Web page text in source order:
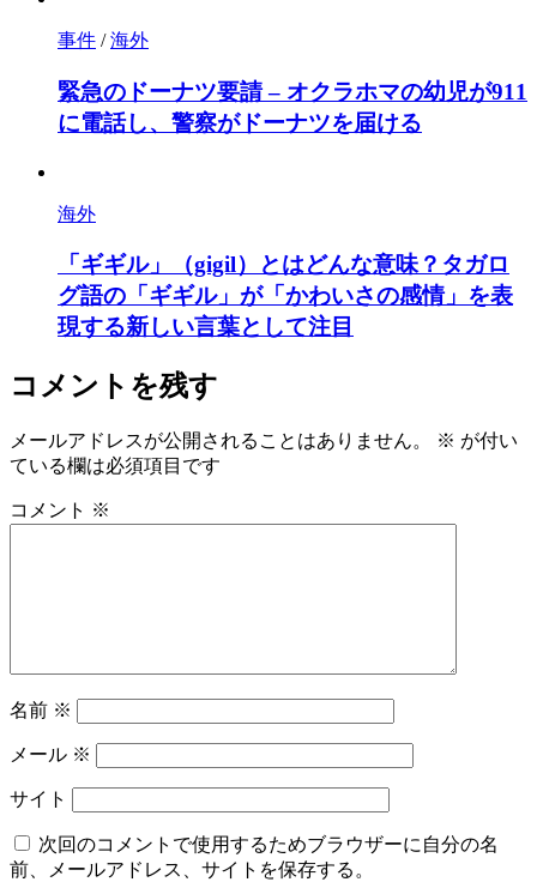
事件 /海外
緊急のドーナツ要請 – オクラホマの幼児が911
に電話し、警察がドーナツを届ける
海外
「ギギル」（gigil）とはどんな意味？タガロ
グ語の「ギギル」が「かわいさの感情」を表
現する新しい言葉として注目
コメントを残す
メールアドレスが公開されることはありません。 ※ が付い
ている欄は必須項目です
コメント ※
名前 ※
メール ※
サイト
次回のコメントで使用するためブラウザーに自分の名
前、メールアドレス、サイトを保存する。